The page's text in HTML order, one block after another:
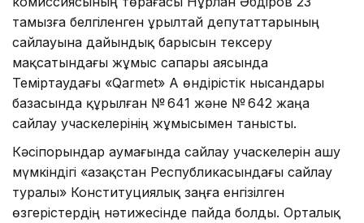
тамызға белгіленген Құрылтай депутаттарының
сайлауына дайындық барысын тексеру
мақсатындағы жұмыс сапары аясында
Теміртаудағы «Qarmet» АҚ өндірістік нысандары
базасында құрылған № 641 және № 642 жаңа
сайлау учаскелерінің жұмысымен танысты.
Кәсіпорындар аумағында сайлау учаскелерін ашу
мүмкіндігі «Қазақстан Республикасындағы сайлау
туралы» Конституциялық заңға енгізілген
өзгерістердің нәтижесінде пайда болды. Орталық